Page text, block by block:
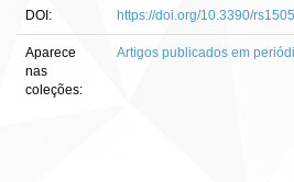
DOI: https://doi.org/10.3390/
Aparece
nas
coleções:
Artigos publicados em